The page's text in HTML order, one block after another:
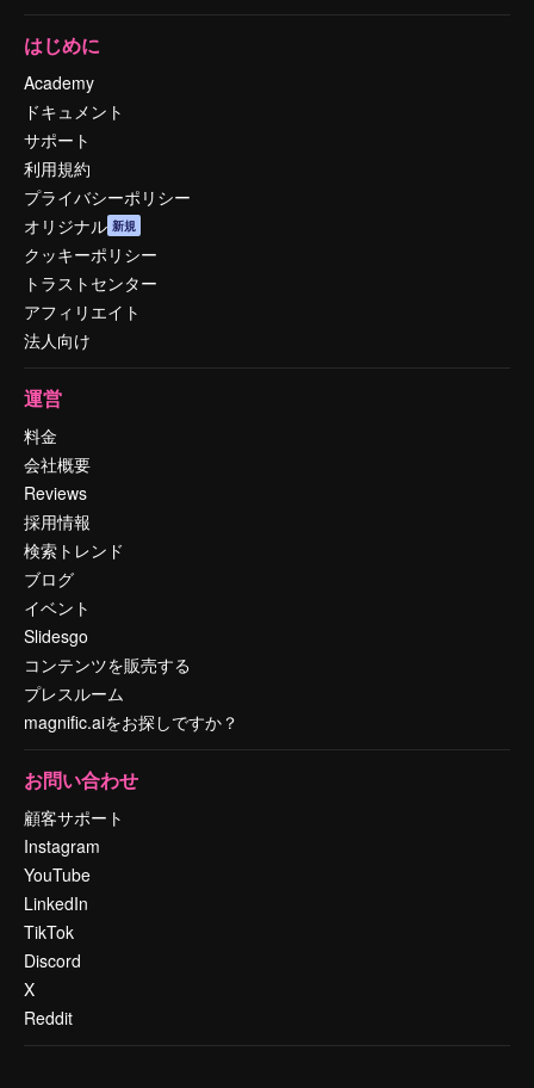
はじめに
Academy
ドキュメント
サポート
利用規約
プライバシーポリシー
オリジナル 新規
クッキーポリシー
トラストセンター
アフィリエイト
法人向け
運営
料金
会社概要
Reviews
採用情報
検索トレンド
ブログ
イベント
Slidesgo
コンテンツを販売する
プレスルーム
magnific.aiをお探しですか？
お問い合わせ
顧客サポート
Instagram
YouTube
LinkedIn
TikTok
Discord
X
Reddit